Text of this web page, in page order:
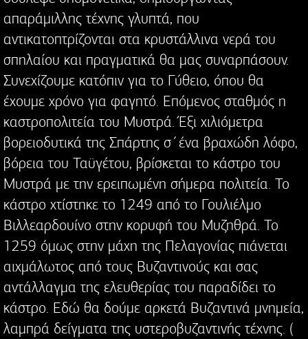
απαράμιλλης τέχνης γλυπτά, που
αντικατοπτρίζονται στα κρυστάλλινα νερά του
σπηλαίου και πραγματικά θα μας συναρπάσουν.
Συνεχίζουμε κατόπιν για το Γύθειο, όπου θα
έχουμε χρόνο για φαγητό. Επόμενος σταθμός η
καστροπολιτεία του Μυστρά. Έξι χιλιόμετρα
βορειοδυτικά της Σπάρτης σ΄ένα βραχώδη λόφο,
βόρεια του Ταϋγέτου, βρίσκεται το κάστρο του
Μυστρά με την ερειπωμένη σήμερα πολιτεία. Το
κάστρο χτίστηκε το 1249 από το Γουλιέλμο
Βιλλεαρδουίνο στην κορυφή του Μυζηθρά. Το
1259 όμως στην μάχη της Πελαγονίας πιάνεται
αιχμάλωτος από τους Βυζαντινούς και σας
αντάλλαγμα της ελευθερίας του παραδίδει το
κάστρο. Εδώ θα δούμε αρκετά Βυζαντινά μνημεία,
λαμπρά δείγματα της υστεροβυζαντινής τέχνης. (